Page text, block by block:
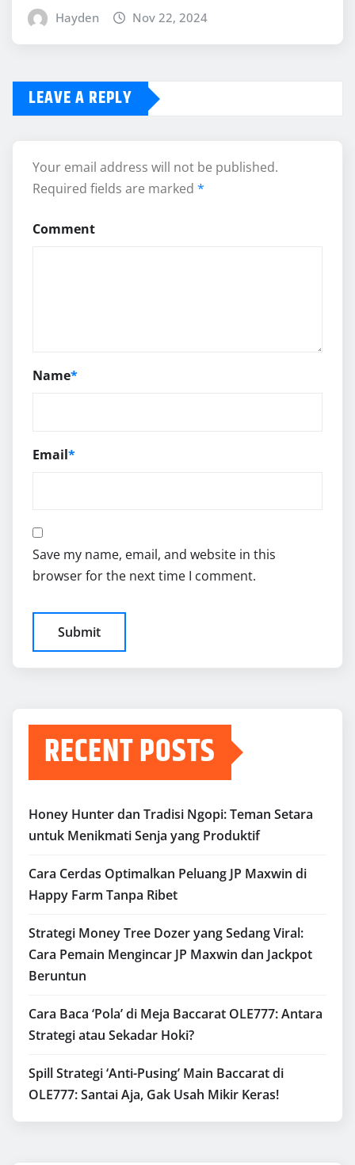
Hayden Nov 22, 2024
LEAVE A REPLY
Your email address will not be published.
Required fields are marked *
Comment
Name*
Email*
Save my name, email, and website in this
browser for the next time I comment.
RECENT POSTS
Honey Hunter dan Tradisi Ngopi: Teman Setara
untuk Menikmati Senja yang Produktif
Cara Cerdas Optimalkan Peluang JP Maxwin di
Happy Farm Tanpa Ribet
Strategi Money Tree Dozer yang Sedang Viral:
Cara Pemain Mengincar JP Maxwin dan Jackpot
Beruntun
Cara Baca ‘Pola’ di Meja Baccarat OLE777: Antara
Strategi atau Sekadar Hoki?
Spill Strategi ‘Anti-Pusing’ Main Baccarat di
OLE777: Santai Aja, Gak Usah Mikir Keras!